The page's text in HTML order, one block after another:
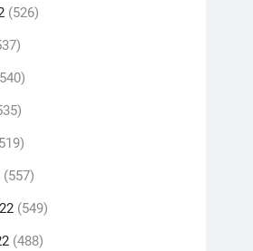
(526)
(557)
(549)
(488)